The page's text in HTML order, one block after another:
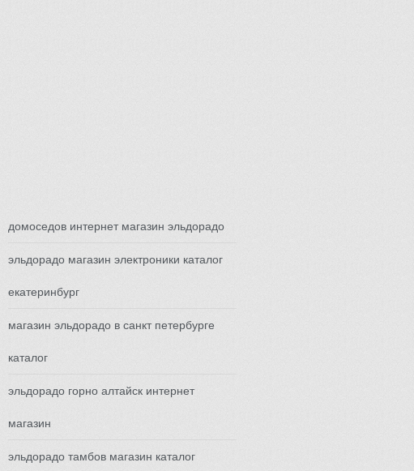
домоседов интернет магазин эльдорадо
эльдорадо магазин электроники каталог
екатеринбург
магазин эльдорадо в санкт петербурге
каталог
эльдорадо горно алтайск интернет
магазин
эльдорадо тамбов магазин каталог